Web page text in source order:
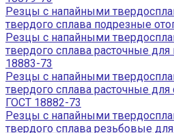
Резцы с напайными
твердого сплава подрезные
Резцы с напайными
твердого сплава расточные для
18883-73
Резцы с напайными
твердого сплава расточные
ГОСТ 18882-73
Резцы с напайными
твердого сплава резьбовые